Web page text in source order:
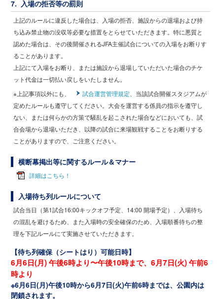
7. 入場の拒否等の罰則
上記のルールに違反した場合は、入場の拒否、施設からの退場および持
ち込み禁止物の没収等必要な措置をとらせていただきます。特に悪質と
認めた場合は、その後開催されるJFA主催試合についての入場をお断りす
ることがあります。
上記にて入場をお断り、または施設から退場していただいた場合のチケ
ット代金は一切払い戻しをいたしません。
※上記事項以外にも、
試合運営管理規定 、当該試合開催スタジアムが
定めたルールも遵守してください。大会を運営する係員の指示を遵守し
ない、または何らかの方策で騒乱を起こされた場合などにおいても、試
合会場から退場いただき、以降の試合に来場観戦することをお断りする
ことがありますので、ご注意ください。
横断幕掲出等に関するルール＆マナー
詳細はこちら！
入場待ち列ルールについて
試合当日（第1試合16:00キックオフ予定、14:00 開場予定）、入場待ち
の混乱を避けるため、また入場時の安全確保のため、入場順番待ちの整
理を下記ルールにて実施させていただきます。
【待ち列確保（シートはり）可能日時】
6月6日(月) 午後6時より〜午後10時まで、6月7日(火) 午前6
時より
※6月6日(月)午後10時から6月7日(火)午前6時までは、公園内は
閉鎖されます。